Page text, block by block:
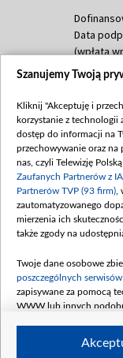
Data
(wpłata
(wpłata
mln,
Data
(wpłata
Data
kwiecień
czerwca
4
Szanujemy Twoją
Kliknij "Akceptuję i
korzystanie z technologii
dostęp do informacji na
przechowywanie oraz na
nas, czyli Telewizję
Zaufanych Partnerów z
Partnerów TVP (93 firm)
zautomatyzowanego
mierzenia ich
także zgody na
Twoje dane osobowe
poszczególnych serwisów
zapisywane za pomocą
WWW lub innych